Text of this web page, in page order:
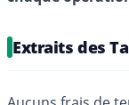
Extraits des